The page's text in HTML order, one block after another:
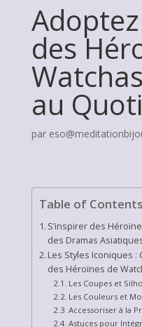
des
au
par
Table of Contents
S’inspirer des
des Dramas
Les Styles Iconiques :
des Héroïnes de
Les Coupes et
Les Couleurs et
Accessoriser à la
Astuces pour